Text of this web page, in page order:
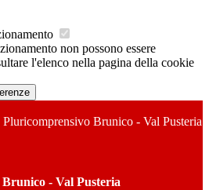
non possono essere
l'elenco nella pagina della cookie
Brunico - Val Pusteria
- Val Pusteria